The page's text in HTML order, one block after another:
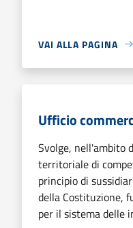
VAI ALLA PAGINA
Ufficio
Svolge, nell'ambito
territoriale di
principio di
della Costituzione,
per il sistema delle